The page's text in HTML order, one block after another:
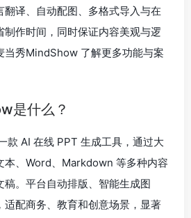
翻译、自动配图、多格式导入与在
制作时间，同时保证内容美观与逻
当秀MindShow 了解更多功能与案
是什么？
款 AI 在线 PPT 生成工具，通过大
本、Word、Markdown 等多种内容
稿。平台自动排版、智能生成图
适配商务、教育和创意场景，显著